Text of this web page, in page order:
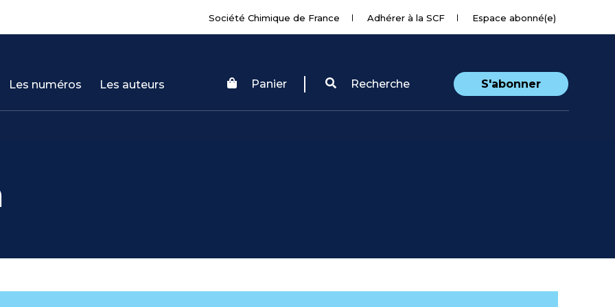
Société Chimique de France Adhérer à la SCF Espace abonné(e)
Les numéros Les auteurs Panier Recherche S'abonner